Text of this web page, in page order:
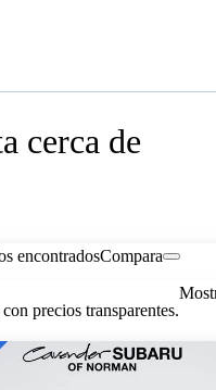
cerca de
encontradosCompara
precios transparentes.